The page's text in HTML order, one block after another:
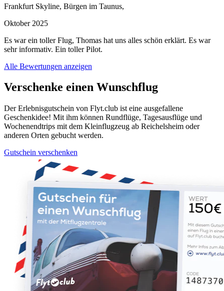
Frankfurt Skyline, Bürgen im Taunus,
Oktober 2025
Es war ein toller Flug, Thomas hat uns alles schön erklärt. Es war
sehr informativ. Ein toller Pilot.
Alle Bewertungen anzeigen
Verschenke einen Wunschflug
Der Erlebnisgutschein von Flyt.club ist eine ausgefallene
Geschenkidee! Mit ihm können Rundflüge, Tagesausflüge und
Wochenendtrips mit dem Kleinflugzeug ab Reichelsheim oder
anderen Orten gebucht werden.
Gutschein verschenken